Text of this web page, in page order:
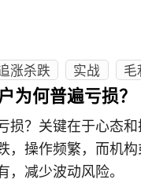
涨杀跌 实战
毛
为何普遍亏损？
损？关键在于心态和
，操作频繁，而机构
，减少波动风险。